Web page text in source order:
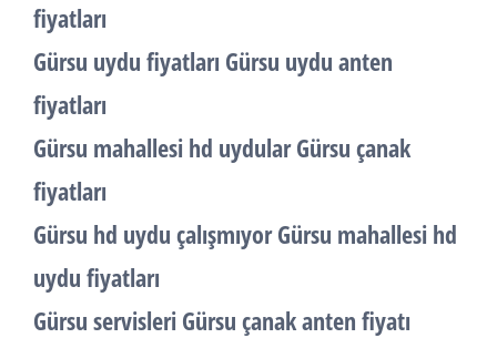
fiyatları
Gürsu uydu fiyatları Gürsu uydu anten
fiyatları
Gürsu mahallesi hd uydular Gürsu çanak
fiyatları
Gürsu hd uydu çalışmıyor Gürsu mahallesi hd
uydu fiyatları
Gürsu servisleri Gürsu çanak anten fiyatı